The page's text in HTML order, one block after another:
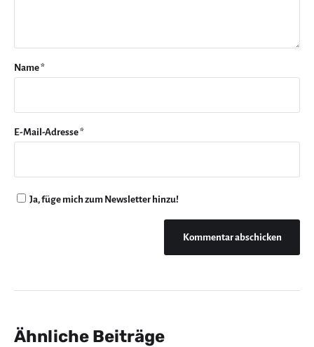
Name*
E-Mail-Adresse*
Ja, füge mich zum Newsletter hinzu!
Ähnliche Beiträge